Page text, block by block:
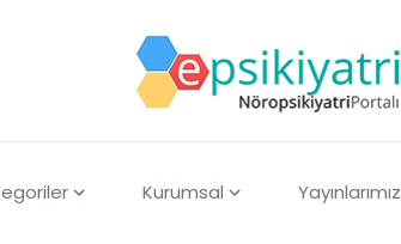
Kurumsal Yayınlarımız